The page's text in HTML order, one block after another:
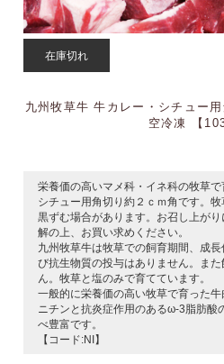
在庫切れ
九州牧草牛 牛カレー・シチュー
空冷凍 【
栄養価の高いマメ科・イネ科の牧草で
シチュー用角切り約２ｃｍ角です。
黒ずむ場合があります。お召し上が
解の上、お買い求めください。
九州牧草牛は牧草での飼育期間、成
び抗生物質の投与はありません。ま
ん。牧草と塩のみで育てています。
一般的に栄養価の高い牧草で育った
ニチンと抗炎症作用のあるω-3脂肪酸
べ豊富です。
【コード:NI】